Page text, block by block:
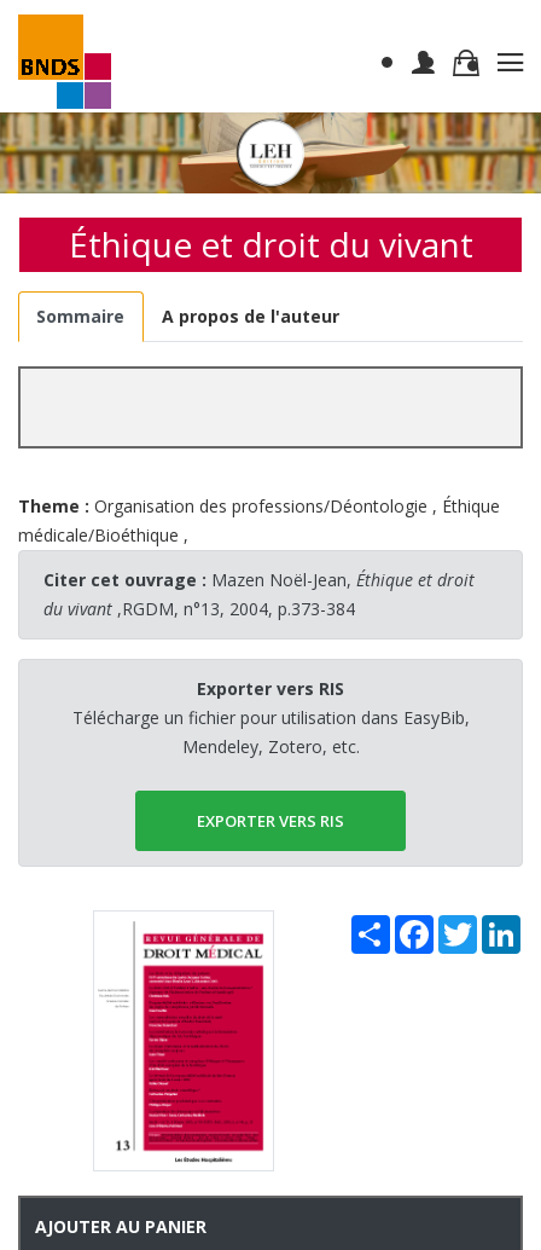
Éthique et droit du vivant
Sommaire A propos de l'auteur
Theme : Organisation des professions/Déontologie , Éthique
médicale/Bioéthique ,
Citer cet ouvrage : Mazen Noël-Jean, Éthique et droit
du vivant ,RGDM, n°13, 2004, p.373-384
Exporter vers RIS
Télécharge un fichier pour utilisation dans EasyBib,
Mendeley, Zotero, etc.
EXPORTER VERS RIS
Share Facebook
Twitter
AJOUTER AU PANIER